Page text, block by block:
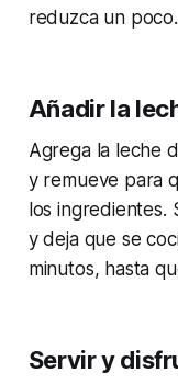
reduzca un poco.
Añadir la
Agrega la leche
y remueve para
los ingredientes.
y deja que se
minutos, hasta
Servir y